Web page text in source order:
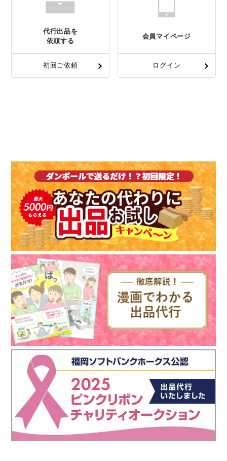
代行出品を
依頼する
初回ご依頼
会員マイページ
ログイン